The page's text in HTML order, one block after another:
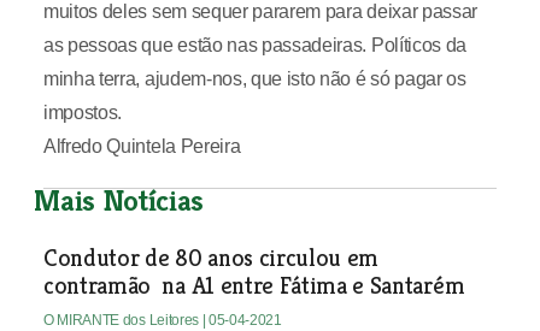
muitos deles sem sequer pararem para deixar passar
as pessoas que estão nas passadeiras. Políticos da
minha terra, ajudem-nos, que isto não é só pagar os
impostos.
Alfredo Quintela Pereira
Mais Notícias
Condutor de 80 anos circulou em
contramão na A1 entre Fátima e Santarém
O MIRANTE dos Leitores | 05-04-2021